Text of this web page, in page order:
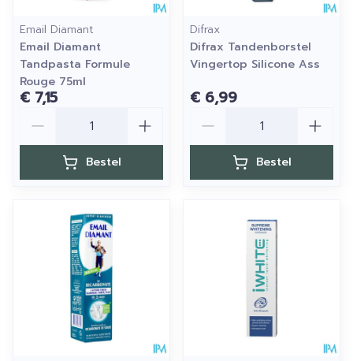
Email Diamant
Email Diamant
Tandpasta Formule
Rouge 75ml
€ 7,15
Bestel
Difrax
Difrax Tandenborstel
Vingertop Silicone Ass
€ 6,99
Bestel